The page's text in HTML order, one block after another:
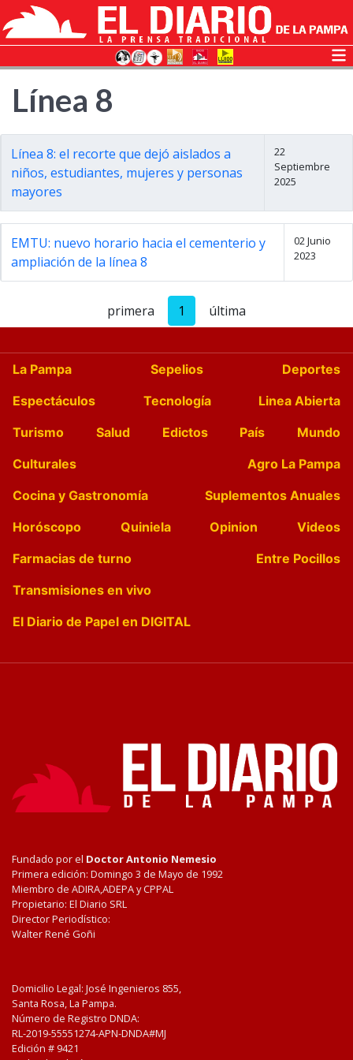
Línea 8
Línea 8: el recorte que dejó aislados a
niños, estudiantes, mujeres y personas
mayores
22
Septiembre
2025
EMTU: nuevo horario hacia el cementerio y
ampliación de la línea 8
02 Junio
2023
primera 1 última
La Pampa Sepelios
Deportes
Espectáculos
Tecnología
Linea Abierta
Turismo
Salud Edictos País
Mundo
Culturales
Agro La Pampa
Cocina y Gastronomía
Suplementos Anuales
Horóscopo
Quiniela Opinion
Videos
Farmacias de turno
Entre Pocillos
Transmisiones en vivo
El Diario de Papel en DIGITAL
Fundado por el Doctor Antonio Nemesio
Primera edición: Domingo 3 de Mayo de 1992
Miembro de ADIRA,ADEPA y CPPAL
Propietario: El Diario SRL
Director Periodístico:
Walter René Goñi
Domicilio Legal: José Ingenieros 855,
Santa Rosa, La Pampa.
Número de Registro DNDA:
RL-2019-55551274-APN-DNDA#MJ
Edición # 9421